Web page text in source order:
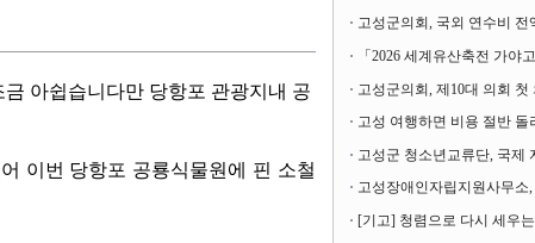
아쉽습니다만 당항포 관광지내 공
이번 당항포 공룡식물원에 핀 소철
고성군의회, 국외 연수비 전
「2026 세계유산축전 가야
고성군의회, 제10대 의회 첫
고성 여행하면 비용 절반 돌
[기고] 청렴으로 다시 세우